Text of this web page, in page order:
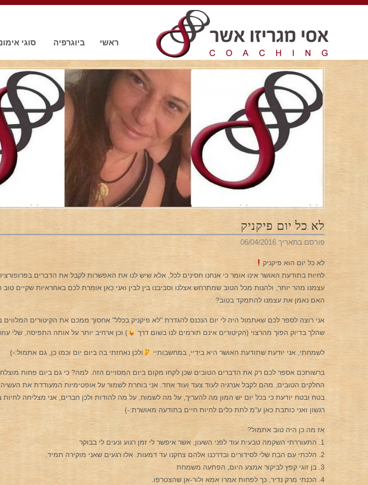
ראשי ביוגרפיה סוגי
לא כל יום פיקניק
פורסם בתאריך 06/04/2016
לא כל יום הוא פיקניק
לחיות בתודעת האושר אינו אומר כי אנחנו חסינים לכל, אלא שיש לנו את האפשרות לקבל את הדברים
עצמנו מהר יותר, ולהנות מכל הטוב שמתרחש אצלנו וסביבנו בין לבין ואני כאן אומרת לכם באחראיות שקיים טוב
האם נאמן את עצמנו להתמקד בטוב?
אני רוצה לספר לכם שאתמול היה לי יום הנכנס להגדרת "לא פיקניק בכלל" אחסוך ממכם את הקיטורים
שהלך בדיוק הפוך מהרצוי (הקיטורים אינם תורמים לנו בשום דרך
) וכן ארחיביותר על אותה התפיסה, שלי
לשמחתי, אני יודעת שתודעת האושר היא בידיי, במחשבותיי ולכן נאחזתי בה ביום יום וכמו כן, גם אתמול:-)
ברשותכם אספר לכם רק את הדברים הטובים שכן לקחו מקום ביום המסויים הזה. למה? כי גם ביום פחות
החלקים הטובים, מהם לקבל אנרגיה לעוד צעד ועוד אחד. אני בוחרת לשמור על אופטימיות המעודדת את העשיה
רגשון ואני כותבת כאן ע"מ לתת כלים לחיות חיים בתודעה מאושרת:-)
אז מה כן היה טוב אתמול?
1. התעוררתי השקמה טבעית עוד לפני השעון, אשר איפשר לי זמן רגוע ונעים לי בבוקר
2. הלכתי עם הבת שלי לסידורים ובדרכנו אלהם צחקנו עד דמעות. אלו רגעים שאני מוקירה תמיד.
3. בן זוגי קפץ לביקור אמצע היום, הפתעה משמחת
4. הכנתי מרק נדיר, כך לפחות אמרו אמא ולור-אן שהצטרפו.